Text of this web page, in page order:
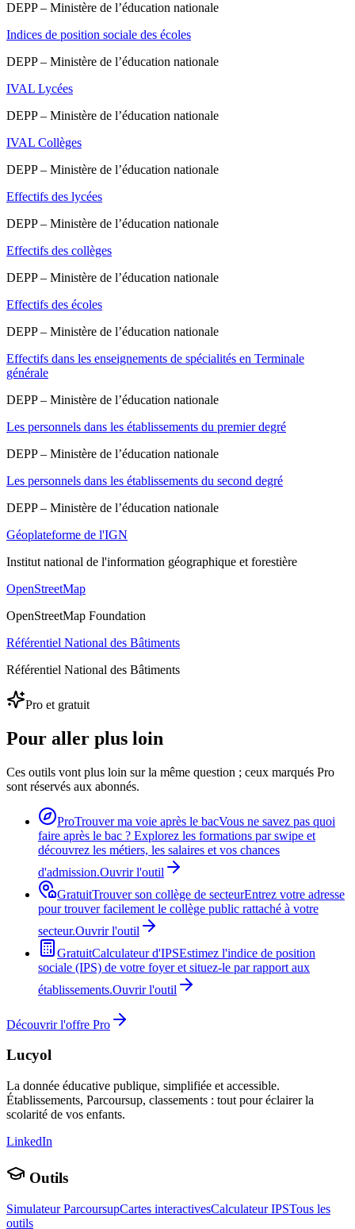
DEPP – Ministère de l’éducation nationale
Indices de position sociale des écoles
DEPP – Ministère de l’éducation nationale
IVAL Lycées
DEPP – Ministère de l’éducation nationale
IVAL Collèges
DEPP – Ministère de l’éducation nationale
Effectifs des lycées
DEPP – Ministère de l’éducation nationale
Effectifs des collèges
DEPP – Ministère de l’éducation nationale
Effectifs des écoles
DEPP – Ministère de l’éducation nationale
Effectifs dans les enseignements de spécialités en Terminale
générale
DEPP – Ministère de l’éducation nationale
Les personnels dans les établissements du premier degré
DEPP – Ministère de l’éducation nationale
Les personnels dans les établissements du second degré
DEPP – Ministère de l’éducation nationale
Géoplateforme de l'IGN
Institut national de l'information géographique et forestière
OpenStreetMap
OpenStreetMap Foundation
Référentiel National des Bâtiments
Référentiel National des Bâtiments
Pro et gratuit
Pour aller plus loin
Ces outils vont plus loin sur la même question ; ceux marqués Pro
sont réservés aux abonnés.
ProTrouver ma voie après le bacVous ne savez pas quoi
faire après le bac ? Explorez les formations par swipe et
découvrez les métiers, les salaires et vos chances
d'admission.Ouvrir l'outil
GratuitTrouver son collège de secteurEntrez votre adresse
pour trouver facilement le collège public rattaché à votre
secteur.Ouvrir l'outil
GratuitCalculateur d'IPSEstimez l'indice de position
sociale (IPS) de votre foyer et situez-le par rapport aux
établissements.Ouvrir l'outil
Découvrir l'offre Pro
Lucyol
La donnée éducative publique, simplifiée et accessible.
Établissements, Parcoursup, classements : tout pour éclairer la
scolarité de vos enfants.
LinkedIn
Outils
Simulateur ParcoursupCartes interactivesCalculateur IPSTous les
outils